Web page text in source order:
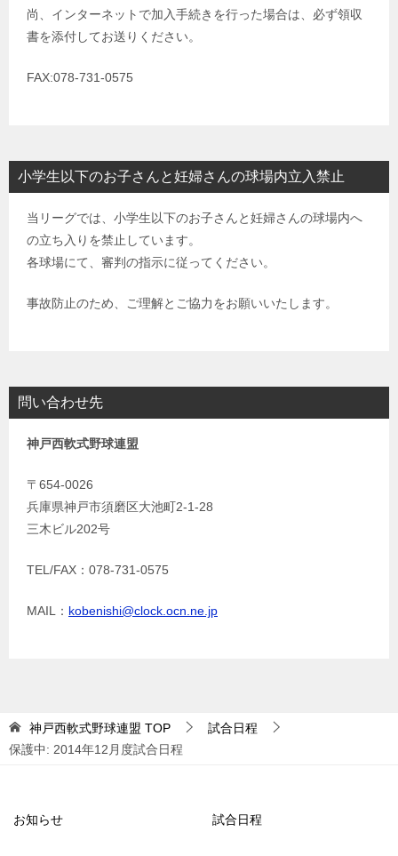
尚、インターネットで加入手続きを行った場合は、必ず領収
書を添付してお送りください。
FAX:078-731-0575
小学生以下のお子さんと妊婦さんの球場内立入禁止
当リーグでは、小学生以下のお子さんと妊婦さんの球場内へ
の立ち入りを禁止しています。
各球場にて、審判の指示に従ってください。
事故防止のため、ご理解とご協力をお願いいたします。
問い合わせ先
神戸西軟式野球連盟
〒654-0026
兵庫県神戸市須磨区大池町2-1-28
三木ビル202号
TEL/FAX：078-731-0575
MAIL： kobenishi@clock.ocn.ne.jp
神戸西軟式野球連盟 TOP
試合日程
保護中: 2014年12月度試合日程
お知らせ 試合日程